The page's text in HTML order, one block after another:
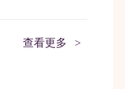
查看更多 >